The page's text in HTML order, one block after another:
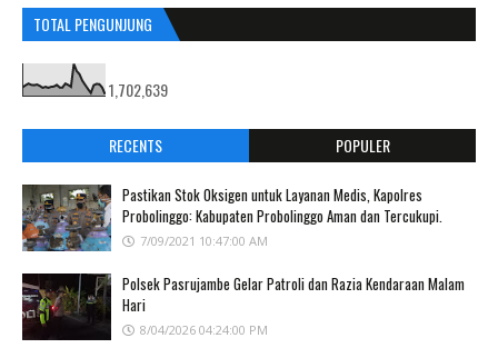
TOTAL PENGUNJUNG
1,702,639
RECENTS POPULER
Pastikan Stok Oksigen untuk Layanan Medis, Kapolres
Probolinggo: Kabupaten Probolinggo Aman dan Tercukupi.
7/09/2021 10:47:00 AM
Polsek Pasrujambe Gelar Patroli dan Razia Kendaraan Malam
Hari
8/04/2026 04:24:00 PM